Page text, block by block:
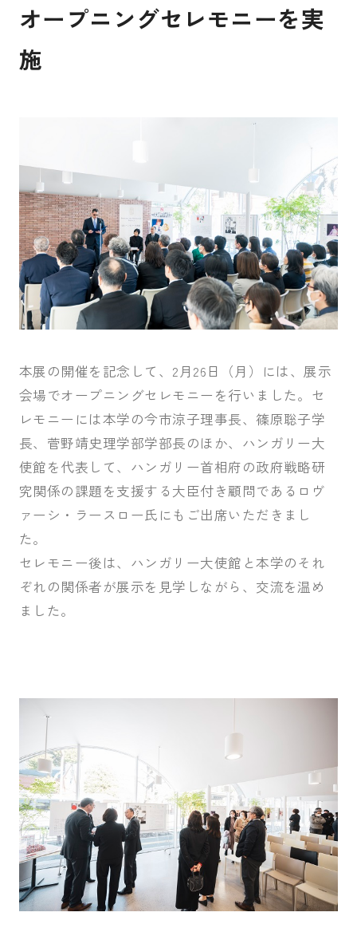
オープニングセレモニーを実
施
本展の開催を記念して、2月26日（月）には、展示
会場でオープニングセレモニーを行いました。セ
レモニーには本学の今市涼子理事長、篠原聡子学
長、菅野靖史理学部学部長のほか、ハンガリー大
使館を代表して、ハンガリー首相府の政府戦略研
究関係の課題を支援する大臣付き顧問であるロヴ
ァーシ・ラースロー氏にもご出席いただきまし
た。
セレモニー後は、ハンガリー大使館と本学のそれ
ぞれの関係者が展示を見学しながら、交流を温め
ました。